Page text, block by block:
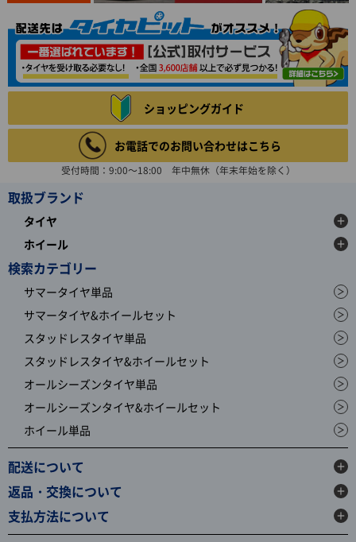
ショッピングガイド
お電話でのお問い合わせはこちら
受付時間：9:00～18:00 年中無休（年末年始を除く）
取扱ブランド
タイヤ
ホイール
検索カテゴリー
サマータイヤ単品
サマータイヤ&ホイールセット
スタッドレスタイヤ単品
スタッドレスタイヤ&ホイールセット
オールシーズンタイヤ単品
オールシーズンタイヤ&ホイールセット
ホイール単品
配送について
返品・交換について
支払方法について